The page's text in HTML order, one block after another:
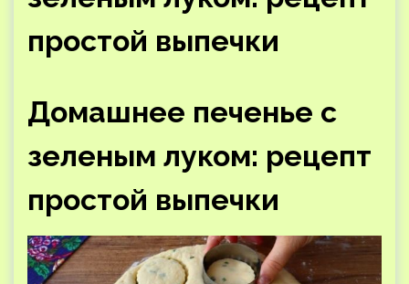
простой выпечки
Домашнее печенье с
зеленым луком: рецепт
простой выпечки